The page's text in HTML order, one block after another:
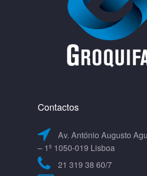
Contactos
Av. António Augusto
– 1º 1050-019 Lisboa
21 319 38 60/7